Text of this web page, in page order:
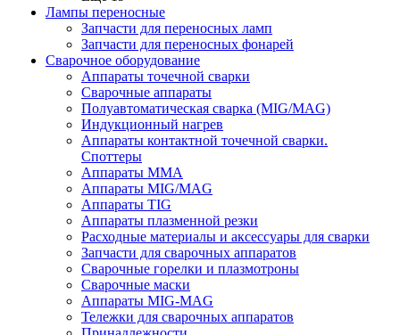
Лампы переносные
Запчасти для переносных ламп
Запчасти для переносных фонарей
Сварочное оборудование
Аппараты точечной сварки
Сварочные аппараты
Полуавтоматическая сварка (MIG/MAG)
Индукционный нагрев
Аппараты контактной точечной сварки.
Споттеры
Аппараты MMA
Аппараты MIG/MAG
Аппараты TIG
Аппараты плазменной резки
Расходные материалы и аксессуары для сварки
Запчасти для сварочных аппаратов
Сварочные горелки и плазмотроны
Сварочные маски
Аппараты MIG-MAG
Тележки для сварочных аппаратов